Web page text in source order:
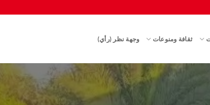
ثقافة ومنوعات وجهة نظر (رأي)